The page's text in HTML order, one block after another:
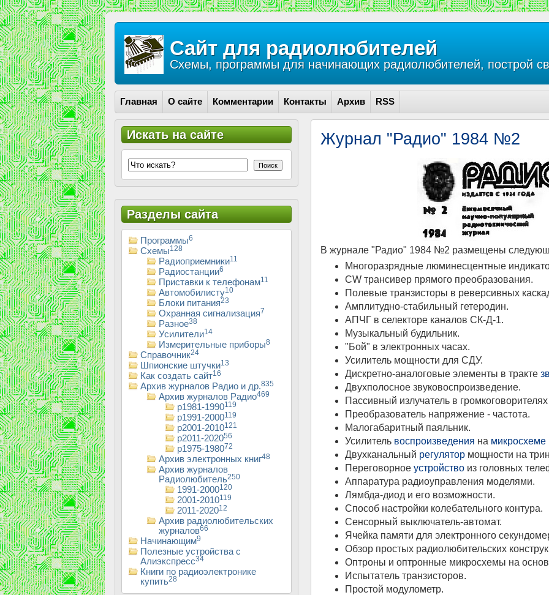
Сайт для радиолюбителей
Схемы, программы для начинающих радиолюбителей, построй
Главная О сайте Комментарии Контакты Архив RSS
Журнал "Радио" 1984 №2
В журнале "Радио" 1984 №2 размещены
Многоразрядные люминесцентные
CW трансивер прямого преобразования.
Полевые транзисторы в реверсивных
Амплитудно-стабильный гетеродин.
АПЧГ в селекторе каналов СК-Д-1.
Музыкальный будильник.
"Бой" в электронных часах.
Усилитель мощности для СДУ.
Дискретно-аналоговые элементы в тракте
Двухполосное звуковоспроизведение.
Пассивный излучатель в
Преобразователь напряжение - частота.
Малогабаритный паяльник.
Усилитель воспроизведения на микросхеме
Двухканальный регулятор мощности на
Переговорное устройство из головных
Аппаратура радиоуправления моделями.
Лямбда-диод и его возможности.
Способ настройки колебательного контура.
Сенсорный выключатель-автомат.
Ячейка памяти для электронного
Обзор простых радиолюбительских
Оптроны и оптронные микросхемы на
Испытатель транзисторов.
Простой модулометр.
Искать на сайте
Поиск
Разделы сайта
Программы6
Схемы128
Радиоприемники11
Радиостанции6
Приставки к телефонам11
Автомобилисту10
Блоки питания23
Охранная сигнализация7
Разное38
Усилители14
Измерительные приборы8
Справочник24
Шпионские штучки13
Как создать сайт16
Архив журналов Радио и др.835
Архив журналов Радио469
р1981-1990119
р1991-2000119
р2001-2010121
р2011-202056
р1975-198072
Архив электронных книг48
Архив журналов
Радиолюбитель250
1991-2000120
2001-2010119
2011-202012
Архив радиолюбительских
журналов66
Начинающим9
Полезные устройства с
Алиэкспресс34
Книги по радиоэлектронике
купить28